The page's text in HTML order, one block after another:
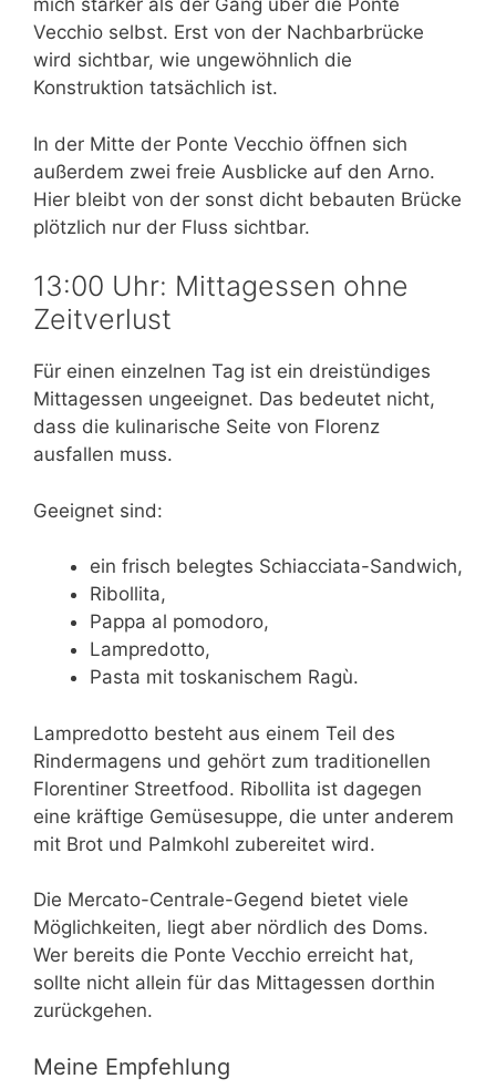
mich stärker als der Gang über die Ponte
Vecchio selbst. Erst von der Nachbarbrücke
wird sichtbar, wie ungewöhnlich die
Konstruktion tatsächlich ist.
In der Mitte der Ponte Vecchio öffnen sich
außerdem zwei freie Ausblicke auf den Arno.
Hier bleibt von der sonst dicht bebauten Brücke
plötzlich nur der Fluss sichtbar.
13:00 Uhr: Mittagessen ohne
Zeitverlust
Für einen einzelnen Tag ist ein dreistündiges
Mittagessen ungeeignet. Das bedeutet nicht,
dass die kulinarische Seite von Florenz
ausfallen muss.
Geeignet sind:
ein frisch belegtes Schiacciata-Sandwich,
Ribollita,
Pappa al pomodoro,
Lampredotto,
Pasta mit toskanischem Ragù.
Lampredotto besteht aus einem Teil des
Rindermagens und gehört zum traditionellen
Florentiner Streetfood. Ribollita ist dagegen
eine kräftige Gemüsesuppe, die unter anderem
mit Brot und Palmkohl zubereitet wird.
Die Mercato-Centrale-Gegend bietet viele
Möglichkeiten, liegt aber nördlich des Doms.
Wer bereits die Ponte Vecchio erreicht hat,
sollte nicht allein für das Mittagessen dorthin
zurückgehen.
Meine Empfehlung